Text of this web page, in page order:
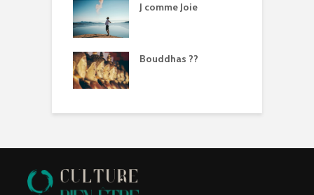
J comme Joie
Bouddhas ??